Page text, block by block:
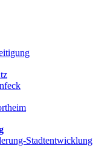
Stadtentwicklung